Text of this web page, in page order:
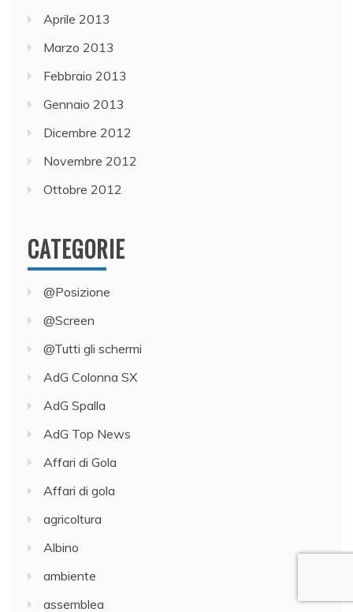
Aprile 2013
Marzo 2013
Febbraio 2013
Gennaio 2013
Dicembre 2012
Novembre 2012
Ottobre 2012
CATEGORIE
@Posizione
@Screen
@Tutti gli schermi
AdG Colonna SX
AdG Spalla
AdG Top News
Affari di Gola
Affari di gola
agricoltura
Albino
ambiente
assemblea